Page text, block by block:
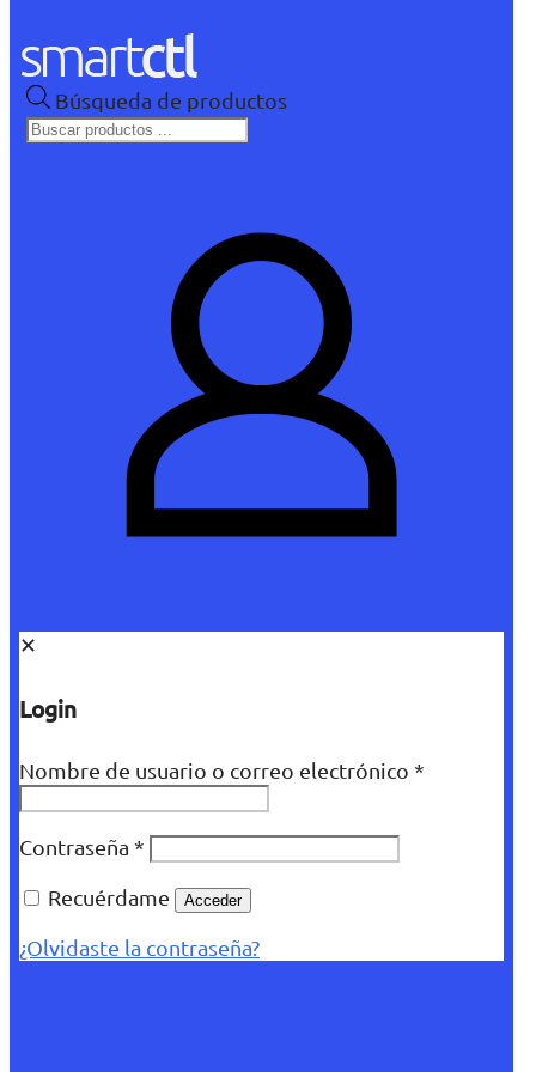
Búsqueda de productos
✕
Login
Nombre de usuario o correo electrónico *
Contraseña *
Recuérdame
Acceder
¿Olvidaste la contraseña?